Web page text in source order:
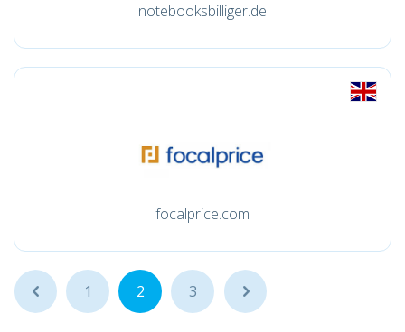
notebooksbilliger.de
focalprice.com
... 1 2 3 ...